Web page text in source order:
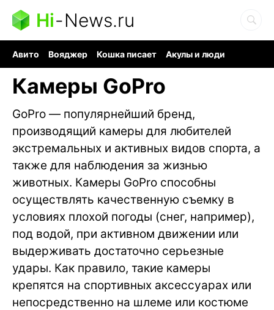
Hi-News.ru
Авито Вояджер Кошка писает
Акулы и люди
Камеры GoPro
GoPro — популярнейший бренд,
производящий камеры для любителей
экстремальных и активных видов спорта, а
также для наблюдения за жизнью
животных. Камеры GoPro способны
осуществлять качественную съемку в
условиях плохой погоды (снег, например),
под водой, при активном движении или
выдерживать достаточно серьезные
удары. Как правило, такие камеры
крепятся на спортивных аксессуарах или
непосредственно на шлеме или костюме